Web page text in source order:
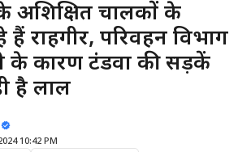
चालकों के
हैं राहगीर, परिवहन विभाग
के कारण टंडवा की सड़कें
है लाल
10:42 PM